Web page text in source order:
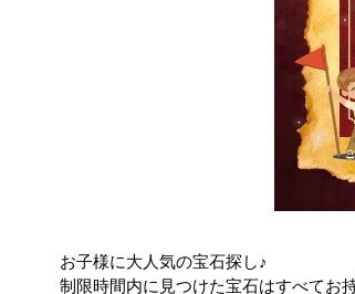
お子様に大人気の宝石探し♪
制限時間内に見つけた宝石はすべてお